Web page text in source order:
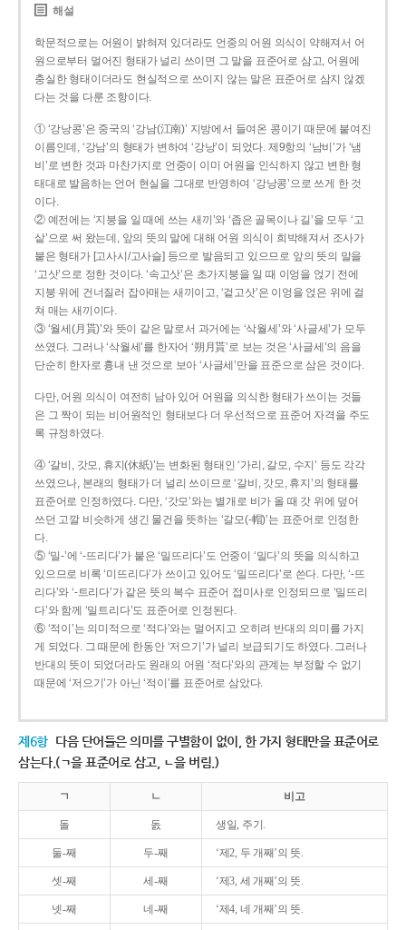
해설
학문적으로는 어원이 밝혀져 있더라도 언중의 어원 의식이 약해져서 어
원으로부터 멀어진 형태가 널리 쓰이면 그 말을 표준어로 삼고, 어원에
충실한 형태이더라도 현실적으로 쓰이지 않는 말은 표준어로 삼지 않겠
다는 것을 다룬 조항이다.
① ‘강낭콩’은 중국의 ‘강남(江南)’ 지방에서 들여온 콩이기 때문에 붙여진
이름인데, ‘강남’의 형태가 변하여 ‘강낭’이 되었다. 제9항의 ‘남비’가 ‘냄
비’로 변한 것과 마찬가지로 언중이 이미 어원을 인식하지 않고 변한 형
태대로 발음하는 언어 현실을 그대로 반영하여 ‘강낭콩’으로 쓰게 한 것
이다.
② 예전에는 ‘지붕을 일 때에 쓰는 새끼’와 ‘좁은 골목이나 길’을 모두 ‘고
샅’으로 써 왔는데, 앞의 뜻의 말에 대해 어원 의식이 희박해져서 조사가
붙은 형태가 [고사시/고사슬] 등으로 발음되고 있으므로 앞의 뜻의 말을
‘고삿’으로 정한 것이다. ‘속고삿’은 초가지붕을 일 때 이엉을 얹기 전에
지붕 위에 건너질러 잡아매는 새끼이고, ‘겉고삿’은 이엉을 얹은 위에 걸
쳐 매는 새끼이다.
③ ‘월세(月貰)’와 뜻이 같은 말로서 과거에는 ‘삭월세’와 ‘사글세’가 모두
쓰였다. 그러나 ‘삭월세’를 한자어 ‘朔月貰’로 보는 것은 ‘사글세’의 음을
단순히 한자로 흉내 낸 것으로 보아 ‘사글세’만을 표준으로 삼은 것이다.
다만, 어원 의식이 여전히 남아 있어 어원을 의식한 형태가 쓰이는 것들
은 그 짝이 되는 비어원적인 형태보다 더 우선적으로 표준어 자격을 주도
록 규정하였다.
④ ‘갈비, 갓모, 휴지(休紙)’는 변화된 형태인 ‘가리, 갈모, 수지’ 등도 각각
쓰였으나, 본래의 형태가 더 널리 쓰이므로 ‘갈비, 갓모, 휴지’의 형태를
표준어로 인정하였다. 다만, ‘갓모’와는 별개로 비가 올 때 갓 위에 덮어
쓰던 고깔 비슷하게 생긴 물건을 뜻하는 ‘갈모(-帽)’는 표준어로 인정한
다.
⑤ ‘밀-’에 ‘-뜨리다’가 붙은 ‘밀뜨리다’도 언중이 ‘밀다’의 뜻을 의식하고
있으므로 비록 ‘미뜨리다’가 쓰이고 있어도 ‘밀뜨리다’로 쓴다. 다만, ‘-뜨
리다’와 ‘-트리다’가 같은 뜻의 복수 표준어 접미사로 인정되므로 ‘밀뜨리
다’와 함께 ‘밀트리다’도 표준어로 인정된다.
⑥ ‘적이’는 의미적으로 ‘적다’와는 멀어지고 오히려 반대의 의미를 가지
게 되었다. 그 때문에 한동안 ‘저으기’가 널리 보급되기도 하였다. 그러나
반대의 뜻이 되었더라도 원래의 어원 ‘적다’와의 관계는 부정할 수 없기
때문에 ‘저으기’가 아닌 ‘적이’를 표준어로 삼았다.
제6항 다음 단어들은 의미를 구별함이 없이, 한 가지 형태만을 표준어로
삼는다.(ㄱ을 표준어로 삼고, ㄴ을 버림.)
ㄱ ㄴ 비고
돌 돐 생일, 주기.
둘-째 두-째 ‘제2, 두 개째’의 뜻.
셋-째 세-째 ‘제3, 세 개째’의 뜻.
넷-째 네-째 ‘제4, 네 개째’의 뜻.